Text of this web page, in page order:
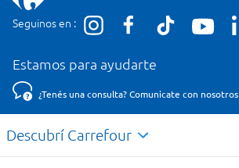
Seguinos en :
Estamos para ayudarte
¿Tenés una consulta? Comunicate con nosotros
Descubrí Carrefour